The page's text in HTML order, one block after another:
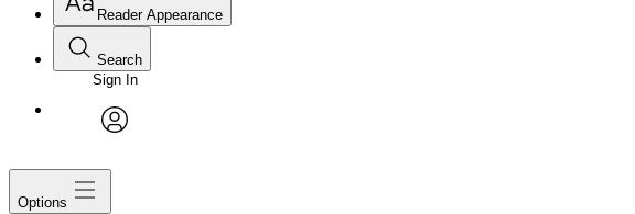
Reader Appearance
Search
Sign In
Options